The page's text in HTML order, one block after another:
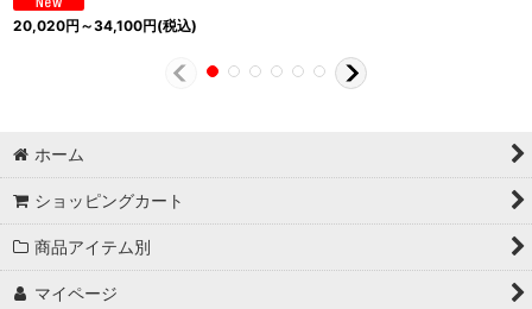
20,020円 ～34,100円(税込)
ホーム
ショッピングカート
商品アイテム別
マイページ